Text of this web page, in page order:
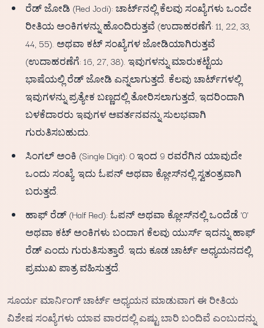
ರೆಡ್ ಜೋಡಿ (Red Jodi): ಚಾರ್ಟ್‌ನಲ್ಲಿ ಕೆಲವು ಸಂಖ್ಯೆಗಳು ಒಂದೇ
ರೀತಿಯ ಅಂಕಿಗಳನ್ನು ಹೊಂದಿರುತ್ತವೆ (ಉದಾಹರಣೆಗೆ: 11, 22, 33,
44, 55). ಅಥವಾ ಕಟ್ ಸಂಖ್ಯೆಗಳ ಜೋಡಿಯಾಗಿರುತ್ತವೆ
(ಉದಾಹರಣೆಗೆ: 16, 27, 38). ಇವುಗಳನ್ನು ಮಾರುಕಟ್ಟೆಯ
ಭಾಷೆಯಲ್ಲಿ ರೆಡ್ ಜೋಡಿ ಎನ್ನಲಾಗುತ್ತದೆ. ಕೆಲವು ಚಾರ್ಟ್‌ಗಳಲ್ಲಿ
ಇವುಗಳನ್ನು ಪ್ರತ್ಯೇಕ ಬಣ್ಣದಲ್ಲಿ ತೋರಿಸಲಾಗುತ್ತದೆ, ಇದರಿಂದಾಗಿ
ಬಳಕೆದಾರರು ಇವುಗಳ ಆವರ್ತನವನ್ನು ಸುಲಭವಾಗಿ
ಗುರುತಿಸಬಹುದು.
ಸಿಂಗಲ್ ಅಂಕಿ (Single Digit): 0 ಇಂದ 9 ರವರೆಗಿನ ಯಾವುದೇ
ಒಂದು ಸಂಖ್ಯೆ. ಇದು ಓಪನ್ ಅಥವಾ ಕ್ಲೋಸ್‌ನಲ್ಲಿ ಸ್ವತಂತ್ರವಾಗಿ
ಬರುತ್ತದೆ.
ಹಾಫ್ ರೆಡ್ (Half Red): ಓಪನ್ ಅಥವಾ ಕ್ಲೋಸ್‌ನಲ್ಲಿ ಒಂದೆಡೆ '0'
ಅಥವಾ ಕಟ್ ಅಂಕಿಗಳು ಬಂದಾಗ ಕೆಲವು ಯುರ್ಸ್ ಇದನ್ನು ಹಾಫ್
ರೆಡ್ ಎಂದು ಗುರುತಿಸುತ್ತಾರೆ. ಇದು ಕೂಡ ಚಾರ್ಟ್ ಅಧ್ಯಯನದಲ್ಲಿ
ಪ್ರಮುಖ ಪಾತ್ರ ವಹಿಸುತ್ತದೆ.
ಸೂರ್ಯ ಮಾರ್ನಿಂಗ್ ಚಾರ್ಟ್ ಅಧ್ಯಯನ ಮಾಡುವಾಗ ಈ ರೀತಿಯ
ವಿಶೇಷ ಸಂಖ್ಯೆಗಳು ಯಾವ ವಾರದಲ್ಲಿ ಎಷ್ಟು ಬಾರಿ ಬಂದಿವೆ ಎಂಬುದನ್ನು